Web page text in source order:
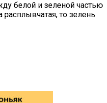
белой и зеленой частью
то зелень